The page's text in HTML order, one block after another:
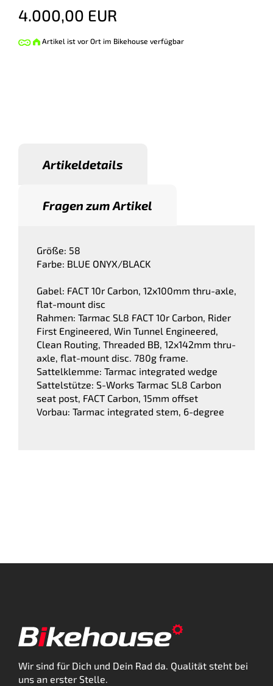
4.000,00 EUR
Artikel ist vor Ort im Bikehouse verfügbar
Artikeldetails
Fragen zum Artikel
Größe: 58
Farbe: BLUE ONYX/BLACK
Gabel: FACT 10r Carbon, 12x100mm thru-axle,
flat-mount disc
Rahmen: Tarmac SL8 FACT 10r Carbon, Rider
First Engineered, Win Tunnel Engineered,
Clean Routing, Threaded BB, 12x142mm thru-
axle, flat-mount disc. 780g frame.
Sattelklemme: Tarmac integrated wedge
Sattelstütze: S-Works Tarmac SL8 Carbon
seat post, FACT Carbon, 15mm offset
Vorbau: Tarmac integrated stem, 6-degree
Wir sind für Dich und Dein Rad da. Qualität steht bei
uns an erster Stelle.